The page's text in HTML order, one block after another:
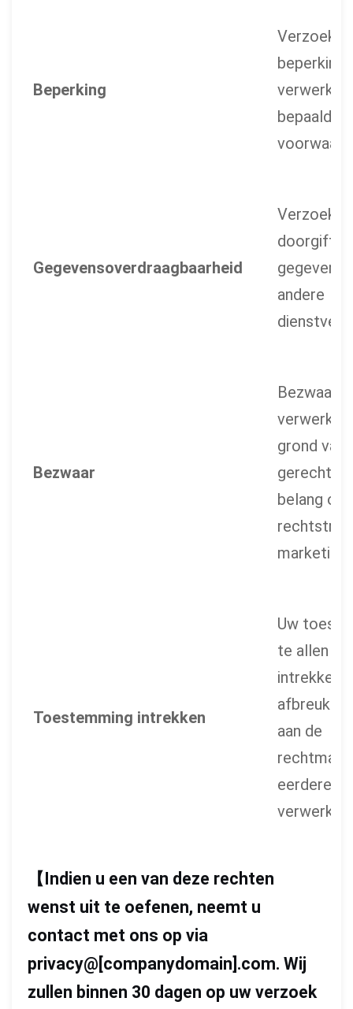
Beperking
Verzoek
beperking
bepaalde
Gegevensoverdraagbaarheid
Verzoek
doorgifte
gegevens
andere
Bezwaar
Bezwaar
grond van
belang of
marketing
Toestemming intrekken
Uw
te allen
intrekken
afbreuk te
aan de
eerdere
【Indien u een van deze rechten
wenst uit te oefenen, neemt u
contact met ons op via
privacy@[companydomain].com. Wij
zullen binnen 30 dagen op uw verzoek